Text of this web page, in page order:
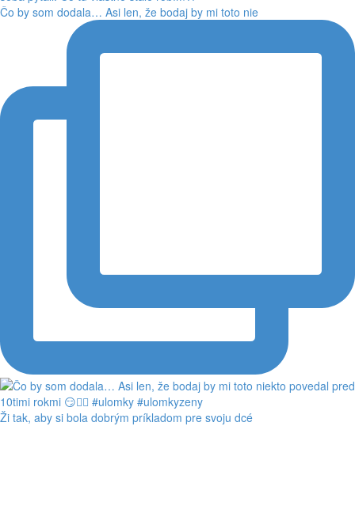
Čo by som dodala… Asi len, že bodaj by mi toto nie
Ži tak, aby si bola dobrým príkladom pre svoju dcé